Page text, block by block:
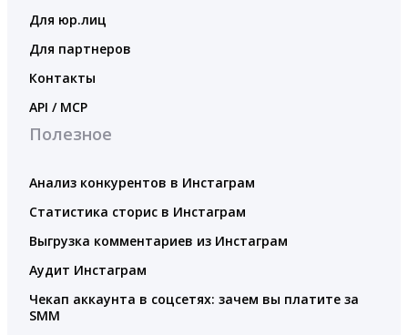
Для юр.лиц
Для партнеров
Контакты
API / MCP
Полезное
Анализ конкурентов в Инстаграм
Статистика сторис в Инстаграм
Выгрузка комментариев из Инстаграм
Аудит Инстаграм
Чекап аккаунта в соцсетях: зачем вы платите за
SMM